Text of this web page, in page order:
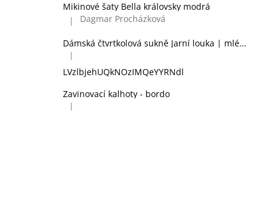
Mikinové šaty Bella královsky modrá
Hodnocení produktu je 5 z 5 hvězdiček.
| Dagmar Procházková
Dámská čtvrtkolová sukně Jarní louka | mléčné hedvábí
Hodnocení produktu je 2 z 5 hvězdiček.
|
LVzlbjehUQkNOzIMQeYYRNdl
Zavinovací kalhoty - bordo
Hodnocení produktu je 5 z 5 hvězdiček.
|